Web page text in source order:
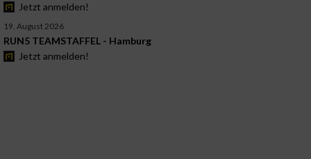
Jetzt anmelden!
19. August 2026
RUN5 TEAMSTAFFEL - Hamburg
Jetzt anmelden!